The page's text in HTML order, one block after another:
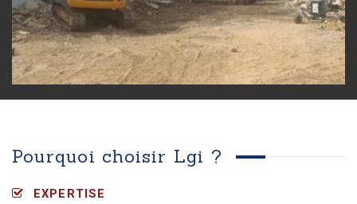
Pourquoi choisir Lgi ?
EXPERTISE